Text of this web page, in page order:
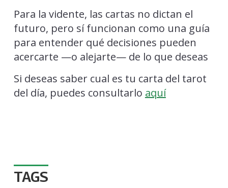
Para la vidente, las cartas no dictan el
futuro, pero sí funcionan como una guía
para entender qué decisiones pueden
acercarte —o alejarte— de lo que deseas
Si deseas saber cual es tu carta del tarot
del día, puedes consultarlo aquí
TAGS